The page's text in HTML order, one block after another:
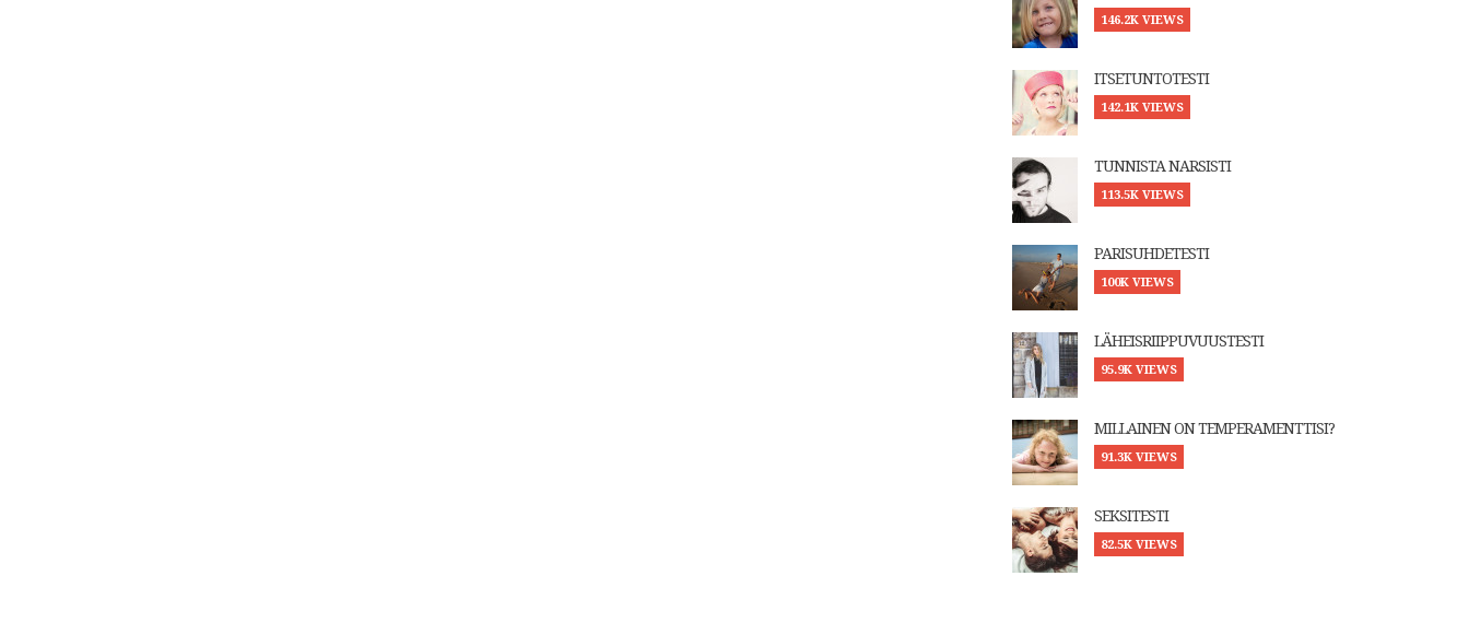
146.2K VIEWS
ITSETUNTOTESTI
142.1K VIEWS
TUNNISTA NARSISTI
113.5K VIEWS
PARISUHDETESTI
100K VIEWS
LÄHEISRIIPPUVUUSTESTI
95.9K VIEWS
MILLAINEN ON TEMPERAMENTTISI?
91.3K VIEWS
SEKSITESTI
82.5K VIEWS